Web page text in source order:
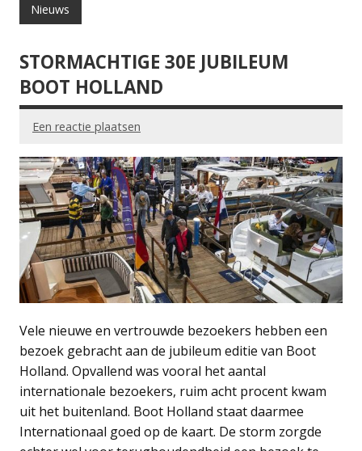
Nieuws
STORMACHTIGE 30E JUBILEUM
BOOT HOLLAND
Een reactie plaatsen
Vele nieuwe en vertrouwde bezoekers hebben een
bezoek gebracht aan de jubileum editie van Boot
Holland. Opvallend was vooral het aantal
internationale bezoekers, ruim acht procent kwam
uit het buitenland. Boot Holland staat daarmee
Internationaal goed op de kaart. De storm zorgde